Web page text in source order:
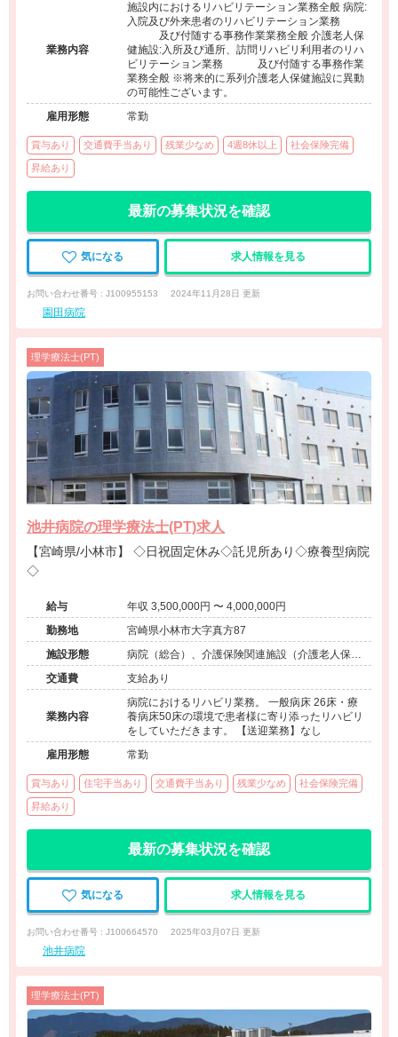
業務内容
施設内におけるリハビリテーション業務全般 病院:
入院及び外来患者のリハビリテーション業務
及び付随する事務作業業務全般 介護老人保
健施設:入所及び通所、訪問リハビリ利用者のリハ
ビリテーション業務 及び付随する事務作業
業務全般 ※将来的に系列介護老人保健施設に異動
の可能性ございます。
雇用形態
常勤
賞与あり 交通費手当あり 残業少なめ 4週8休以上 社会保険完備
昇給あり
最新の募集状況を確認
気になる 求人情報を見る
お問い合わせ番号 : J100955153 2024年11月28日 更新
園田病院
理学療法士(PT)
池井病院の理学療法士(PT)求人
【宮崎県/小林市】 ◇日祝固定休み◇託児所あり◇療養型病院
◇
給与
年収 3,500,000円 〜 4,000,000円
勤務地
宮崎県小林市大字真方87
施設形態
病院（総合）、介護保険関連施設（介護老人保健
施設）
交通費 支給あり
業務内容
病院におけるリハビリ業務。 一般病床 26床・療
養病床50床の環境で患者様に寄り添ったリハビリ
をしていただきます。 【送迎業務】なし
雇用形態
常勤
賞与あり 住宅手当あり 交通費手当あり 残業少なめ 社会保険完備
昇給あり
最新の募集状況を確認
気になる 求人情報を見る
お問い合わせ番号 : J100664570 2025年03月07日 更新
池井病院
理学療法士(PT)